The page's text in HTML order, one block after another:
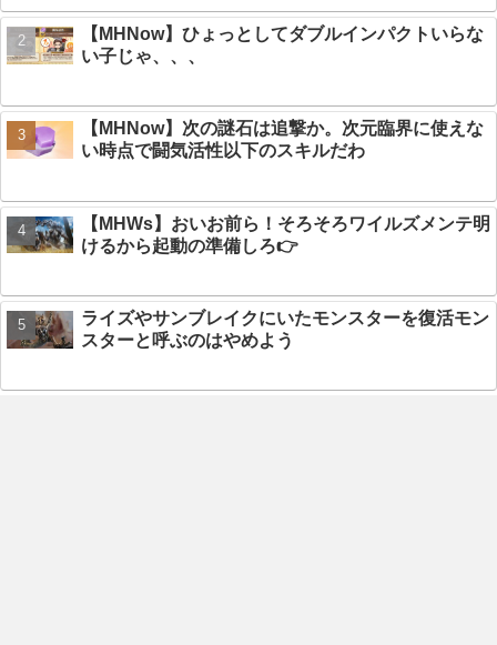
【MHNow】ひょっとしてダブルインパクトいらな
い子じゃ、、、
【MHNow】次の謎石は追撃か。次元臨界に使えな
い時点で闘気活性以下のスキルだわ
【MHWs】おいお前ら！そろそろワイルズメンテ明
けるから起動の準備しろ👉
ライズやサンブレイクにいたモンスターを復活モン
スターと呼ぶのはやめよう